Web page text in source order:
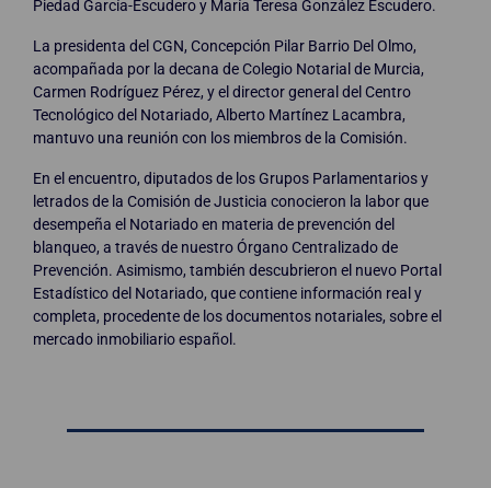
Piedad García-Escudero y María Teresa González Escudero.
La presidenta del CGN, Concepción Pilar Barrio Del Olmo,
acompañada por la decana de Colegio Notarial de Murcia,
Carmen Rodríguez Pérez, y el director general del Centro
Tecnológico del Notariado, Alberto Martínez Lacambra,
mantuvo una reunión con los miembros de la Comisión.
En el encuentro, diputados de los Grupos Parlamentarios y
letrados de la Comisión de Justicia conocieron la labor que
desempeña el Notariado en materia de prevención del
blanqueo, a través de nuestro Órgano Centralizado de
Prevención. Asimismo, también descubrieron el nuevo Portal
Estadístico del Notariado, que contiene información real y
completa, procedente de los documentos notariales, sobre el
mercado inmobiliario español.